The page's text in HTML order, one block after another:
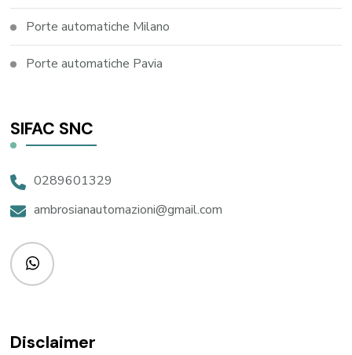
Porte automatiche Milano
Porte automatiche Pavia
SIFAC SNC
0289601329
ambrosianautomazioni@gmail.com
Disclaimer